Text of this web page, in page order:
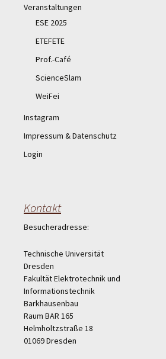
Veranstaltungen
ESE 2025
ETEFETE
Prof.-Café
ScienceSlam
WeiFei
Instagram
Impressum & Datenschutz
Login
Kontakt
Besucheradresse:
Technische Universität
Dresden
Fakultät Elektrotechnik und
Informationstechnik
Barkhausenbau
Raum BAR 165
Helmholtzstraße 18
01069 Dresden